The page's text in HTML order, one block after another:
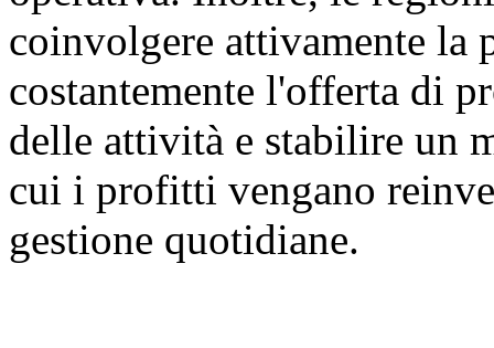
coinvolgere attivamente la
costantemente l'offerta di
delle attività e stabilire un
cui i profitti vengano
gestione quotidiane.